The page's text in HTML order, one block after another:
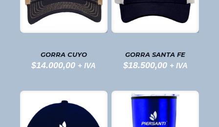
GORRA CUYO
$14.000,00 + IVA
GORRA SANTA FE
$18.500,00 + IVA